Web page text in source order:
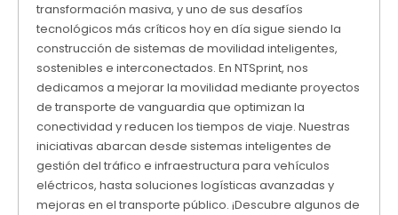
transformación masiva, y uno de sus desafíos
tecnológicos más críticos hoy en día sigue siendo la
construcción de sistemas de movilidad inteligentes,
sostenibles e interconectados. En NTSprint, nos
dedicamos a mejorar la movilidad mediante proyectos
de transporte de vanguardia que optimizan la
conectividad y reducen los tiempos de viaje. Nuestras
iniciativas abarcan desde sistemas inteligentes de
gestión del tráfico e infraestructura para vehículos
eléctricos, hasta soluciones logísticas avanzadas y
mejoras en el transporte público. ¡Descubre algunos de